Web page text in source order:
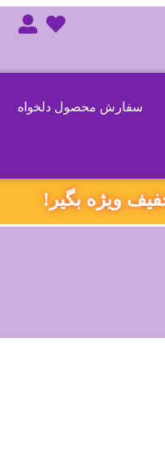
سفارش محصول دلخواه